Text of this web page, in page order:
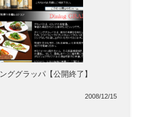
グラッパ【公開終了】
2008/12/15